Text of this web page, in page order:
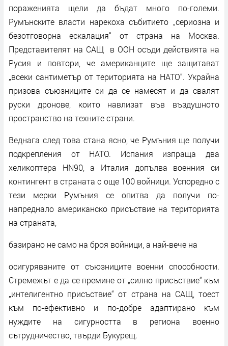
пораженията щели да бъдат много по-големи.
Румънските власти нарекоха събитието „сериозна и
безотговорна ескалация“ от страна на Москва.
Представителят на САЩ в ООН осъди действията на
Русия и повтори, че американците ще защитават
„всеки сантиметър от територията на НАТО“. Украйна
призова съюзниците си да се намесят и да свалят
руски дронове, които навлизат във въздушното
пространство на техните страни.
Веднага след това стана ясно, че Румъния ще получи
подкрепления от НАТО. Испания изпраща два
хеликоптера HN90, а Италия допълва военния си
контингент в страната с още 100 войници. Успоредно с
тези мерки Румъния се опитва да получи по-
напреднало американско присъствие на територията
на страната,
базирано не само на броя войници, а най-вече на
осигуряваните от съюзниците военни способности.
Стремежът е да се премине от „силно присъствие“ към
„интелигентно присъствие“ от страна на САЩ, тоест
към по-ефективно и по-добре адаптирано към
нуждите на сигурността в региона военно
сътрудничество, твърди Букурещ.